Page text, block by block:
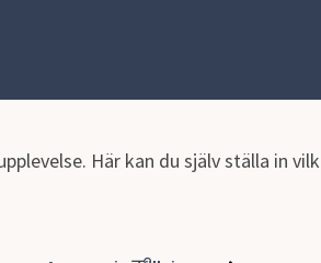
Här kan du själv ställa in